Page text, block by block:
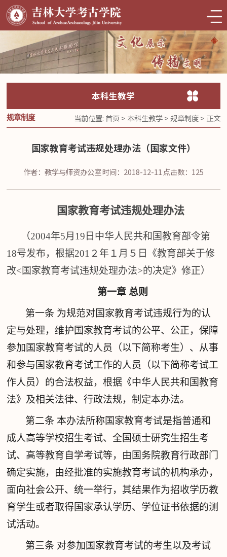
本科生教学
规章制度 当前位置: 首页> 本科生教学>规章制度> 正文
国家教育考试违规处理办法（国家文件）
作者：教学与师资办公室时间：2018-12-11点击数： 125
国家教育考试违规处理办法
（2004年5月19日中华人民共和国教育部令第
18号发布，根据201２年１月５日《教育部关于修
改<国家教育考试违规处理办法>的决定》修正）
第一章 总则
第一条 为规范对国家教育考试违规行为的认
定与处理，维护国家教育考试的公平、公正，保障
参加国家教育考试的人员（以下简称考生）、从事
和参与国家教育考试工作的人员（以下简称考试工
作人员）的合法权益，根据《中华人民共和国教育
法》及相关法律、行政法规，制定本办法。
第二条 本办法所称国家教育考试是指普通和
成人高等学校招生考试、全国硕士研究生招生考
试、高等教育自学考试等，由国务院教育行政部门
确定实施，由经批准的实施教育考试的机构承办，
面向社会公开、统一举行，其结果作为招收学历教
育学生或者取得国家承认学历、学位证书依据的测
试活动。
第三条 对参加国家教育考试的考生以及考试